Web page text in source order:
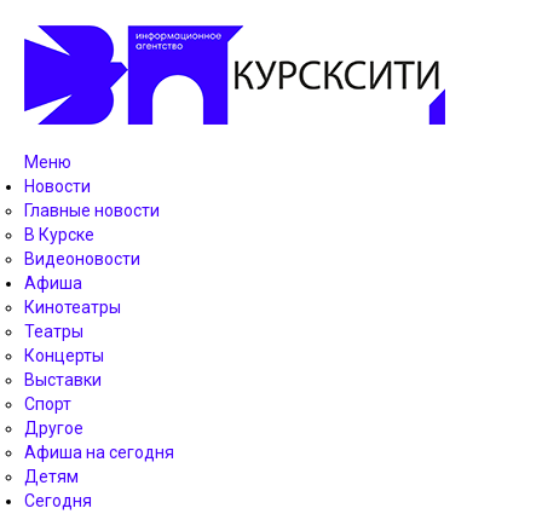
Меню
Новости
Главные новости
В Курске
Видеоновости
Афиша
Кинотеатры
Театры
Концерты
Выставки
Спорт
Другое
Афиша на сегодня
Детям
Сегодня